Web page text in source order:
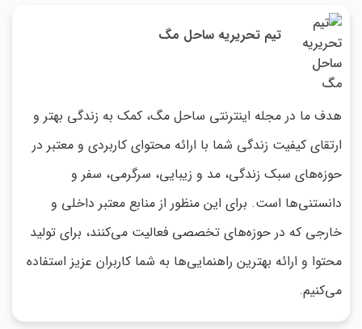
تیم تحریریه ساحل مگ
هدف ما در مجله اینترنتی ساحل مگ، کمک به زندگی بهتر و
ارتقای کیفیت زندگی شما با ارائه محتوای کاربردی و معتبر در
حوزه‌های سبک زندگی، مد و زیبایی، سرگرمی، سفر و
دانستنی‌ها است. برای این منظور از منابع معتبر داخلی و
خارجی که در حوزه‌های تخصصی فعالیت می‌کنند، برای تولید
محتوا و ارائه بهترین راهنمایی‌ها به شما کاربران عزیز استفاده
می‌کنیم.